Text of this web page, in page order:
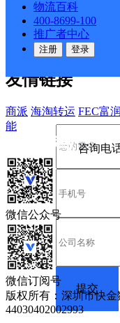
物流百科
400-8699-100
推广者中心
注册 登录
公司介绍 企业动态
合作伙伴 快递鸟接
户隐私政策
友情链接
商派 海淘转运 FEC富
能
咨询电
微信公众号
微信订阅号
版权所有：深圳市快
44030402002993